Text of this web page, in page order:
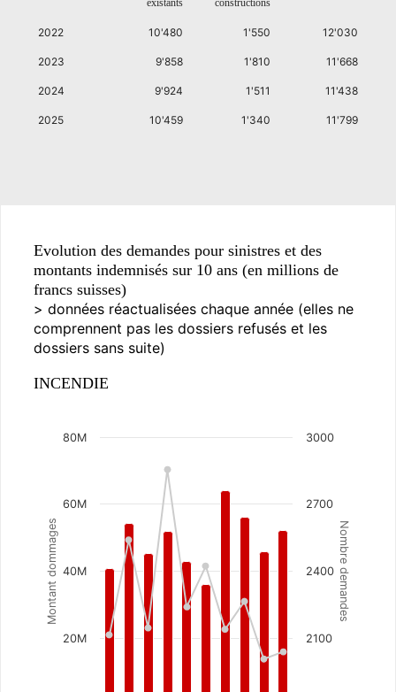
existants constructions
2022 10'480 1'550 12'030
2023 9'858 1'810 11'668
2024 9'924 1'511 11'438
2025 10'459 1'340 11'799
Evolution des demandes pour sinistres et des
montants indemnisés sur 10 ans (en millions de
francs suisses)
> données réactualisées chaque année (elles ne
comprennent pas les dossiers refusés et les
dossiers sans suite)
INCENDIE
Chart
The chart has 1 X axis displaying categories.
The chart has 2 Y axes displaying Montant
Montant dommages Nombre demandes
60M
20M
40M
80M 3000
2100
2400
2700